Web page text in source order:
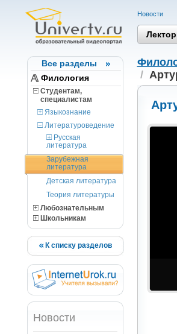
Все разделы
Филология
Студентам,
cпециалистам
Языкознание
Литературоведение
Русская
литература
Зарубежная
литература
Детская литература
Теория литературы
Любознательным
Школьникам
К списку разделов
Новости
Новости
/